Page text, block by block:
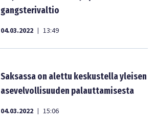
gangsterivaltio
04.03.2022 | 13:49
Saksassa on alettu keskustella yleisen
asevelvollisuuden palauttamisesta
04.03.2022 | 15:06